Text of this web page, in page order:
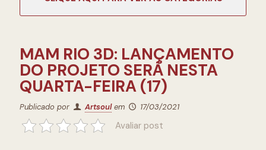
MAM RIO 3D: LANÇAMENTO
DO PROJETO SERÁ NESTA
QUARTA-FEIRA (17)
Publicado por Artsoul em 17/03/2021
Avaliar post